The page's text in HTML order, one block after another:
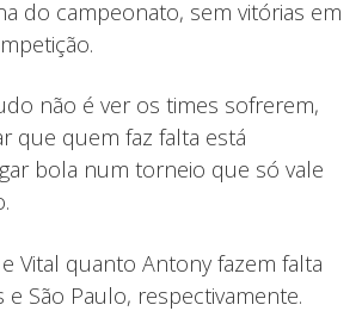
do campeonato, sem vitórias em
não é ver os times sofrerem,
que quem faz falta está
bola num torneio que só vale
Vital quanto Antony fazem falta
e São Paulo, respectivamente.